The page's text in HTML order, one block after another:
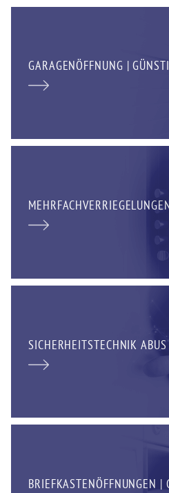
GARAGENÖFFNUNG |
SICHERHEITSTECHNIK
BRIEFKASTENÖFFNUNGEN